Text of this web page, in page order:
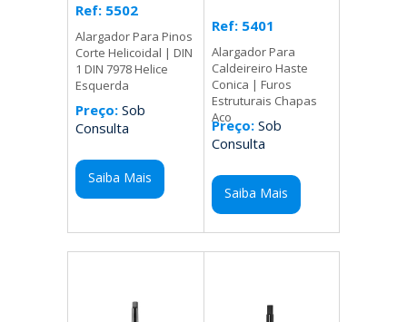
Ref: 5502
Alargador Para Pinos
Corte Helicoidal | DIN
1 DIN 7978 Helice
Esquerda
Preço: Sob
Consulta
Saiba Mais
Ref: 5401
Alargador Para
Caldeireiro Haste
Conica | Furos
Estruturais Chapas
Aco
Preço:Sob
Consulta
Saiba Mais